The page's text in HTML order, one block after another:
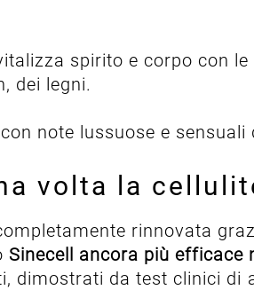
spirito e corpo con
dei legni.
con note lussuose e
volta la
rinnovata
Sinecell ancora più efficace
dimostrati da test clinici di